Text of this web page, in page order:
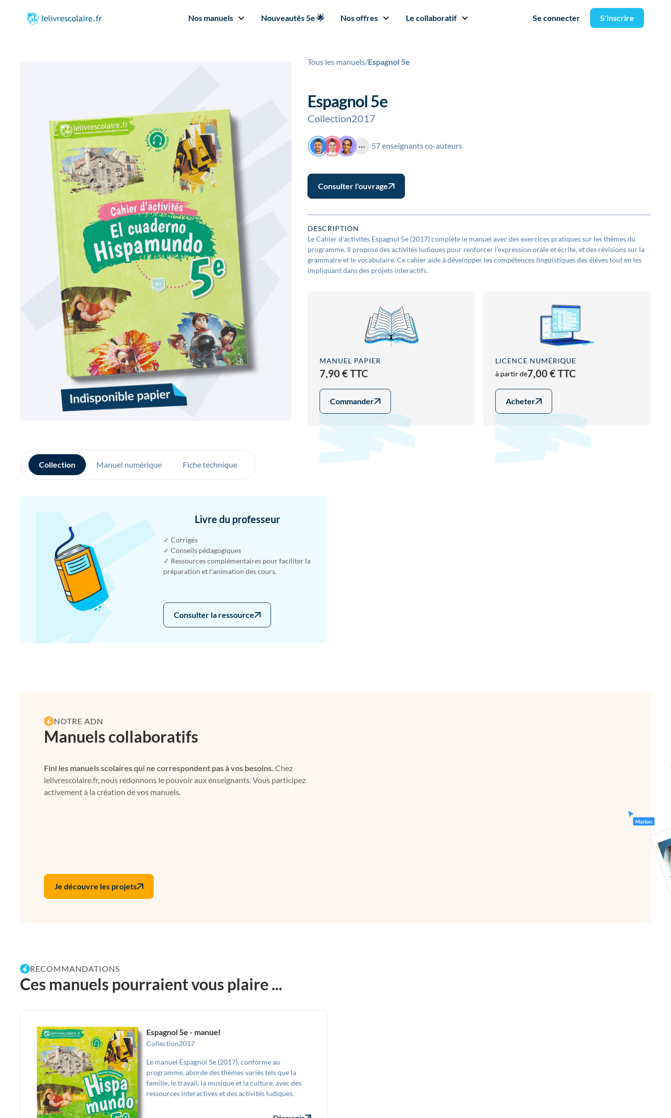
Nos manuels Nouveautés 5e 🌟 Nos offres Le collaboratif Se connecter S'inscrire
Tous les manuels/Espagnol 5e
Espagnol 5e
Collection2017
57 enseignants co-auteurs
Consulter l'ouvrage
DESCRIPTION
Le Cahier d'activités Espagnol 5e (2017) complète le manuel avec des exercices pratiques sur les thèmes du
programme. Il propose des activités ludiques pour renforcer l’expression orale et écrite, et des révisions sur la
grammaire et le vocabulaire. Ce cahier aide à développer les compétences linguistiques des élèves tout en les
impliquant dans des projets interactifs.
MANUEL PAPIER
7,90 € TTC
Commander
LICENCE NUMÉRIQUE
à partir de7,00 € TTC
Acheter
Collection Manuel numérique Fiche technique
Livre du professeur
✓ Corrigés
✓ Conseils pédagogiques
✓ Ressources complémentaires pour faciliter la
préparation et l’animation des cours.
Consulter la ressource
NOTRE ADN
Manuels collaboratifs
Fini les manuels scolaires qui ne correspondent pas à vos besoins. Chez
lelivrescolaire.fr, nous redonnons le pouvoir aux enseignants. Vous participez
activement à la création de vos manuels.
Je découvre les projets
RECOMMANDATIONS
Ces manuels pourraient vous plaire ...
Espagnol 5e - manuel
Collection2017
Le manuel Espagnol 5e (2017), conforme au
programme, aborde des thèmes variés tels que la
famille, le travail, la musique et la culture, avec des
ressources interactives et des activités ludiques.